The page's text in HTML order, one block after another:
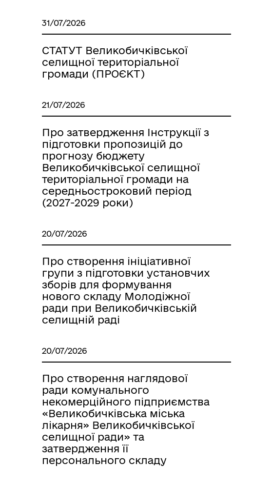
31/07/2026
СТАТУТ Великобичківської
селищної територіальної
громади (ПРОЄКТ)
21/07/2026
Про затвердження Інструкції з
підготовки пропозицій до
прогнозу бюджету
Великобичківської селищної
територіальної громади на
середньостроковий період
(2027-2029 роки)
20/07/2026
Про створення ініціативної
групи з підготовки установчих
зборів для формування
нового складу Молодіжної
ради при Великобичківській
селищній раді
20/07/2026
Про створення наглядової
ради комунального
некомерційного підприємства
«Великобичківська міська
лікарня» Великобичківської
селищної ради» та
затвердження її
персонального складу